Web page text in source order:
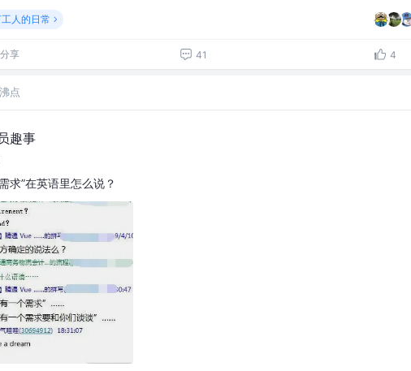
人的日常
分享 41 4
点
趣事
求”在英语里怎么说？